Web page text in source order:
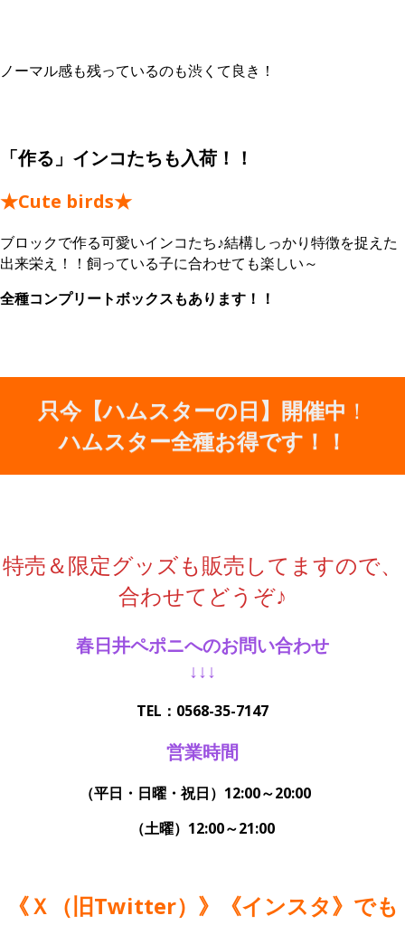
ノーマル感も残っているのも渋くて良き！
「作る」インコたちも入荷！！
★Cute birds★
ブロックで作る可愛いインコたち♪結構しっかり特徴を捉えた
出来栄え！！飼っている子に合わせても楽しい～
全種コンプリートボックスもあります！！
只今【ハムスターの日】開催中 ！
ハムスター全種お得です！！
特売＆限定グッズも販売してますので、
合わせてどうぞ♪
春日井ペポニへのお問い合わせ
↓↓↓
TEL：0568-35-7147
営業時間
（平日・日曜・祝日）12:00～20:00
（土曜）12:00～21:00
《Ｘ（旧Twitter）》《インスタ》でも